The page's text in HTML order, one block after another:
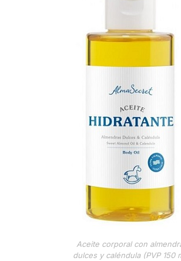
Aceite corporal con
dulces y caléndula (PVP 150